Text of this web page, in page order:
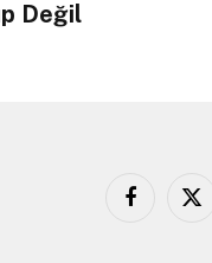
Değil
Facebook
X